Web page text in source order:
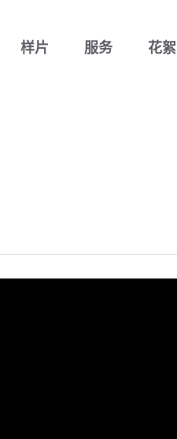
样片 服务 花絮